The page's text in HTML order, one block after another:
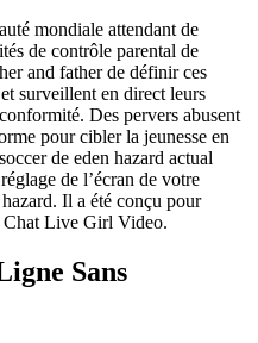
mondiale attendant de
de contrôle parental de
and father de définir ces
surveillent en direct leurs
Des pervers abusent
pour cibler la jeunesse en
de eden hazard actual
de l’écran de votre
Il a été conçu pour
Chat Live Girl Video.
Sans